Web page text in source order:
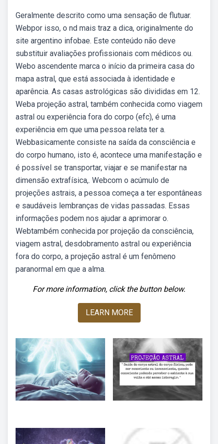
Geralmente descrito como uma sensação de flutuar.
Webpor isso, o nd mais traz a dica, originalmente do
site argentino infobae. Este conteúdo não deve
substituir avaliações profissionais com médicos ou.
Webo ascendente marca o início da primeira casa do
mapa astral, que está associada à identidade e
aparência. As casas astrológicas são divididas em 12.
Weba projeção astral, também conhecida como viagem
astral ou experiência fora do corpo (efc), é uma
experiência em que uma pessoa relata ter a.
Webbasicamente consiste na saída da consciência e
do corpo humano, isto é, acontece uma manifestação e
é possível se transportar, viajar e se manifestar na
dimensão extrafísica,. Webcom o acúmulo de
projeções astrais, a pessoa começa a ter espontâneas
e saudáveis lembranças de vidas passadas. Essas
informações podem nos ajudar a aprimorar o.
Webtambém conhecida por projeção da consciência,
viagem astral, desdobramento astral ou experiência
fora do corpo, a projeção astral é um fenômeno
paranormal em que a alma.
For more information, click the button below.
LEARN MORE